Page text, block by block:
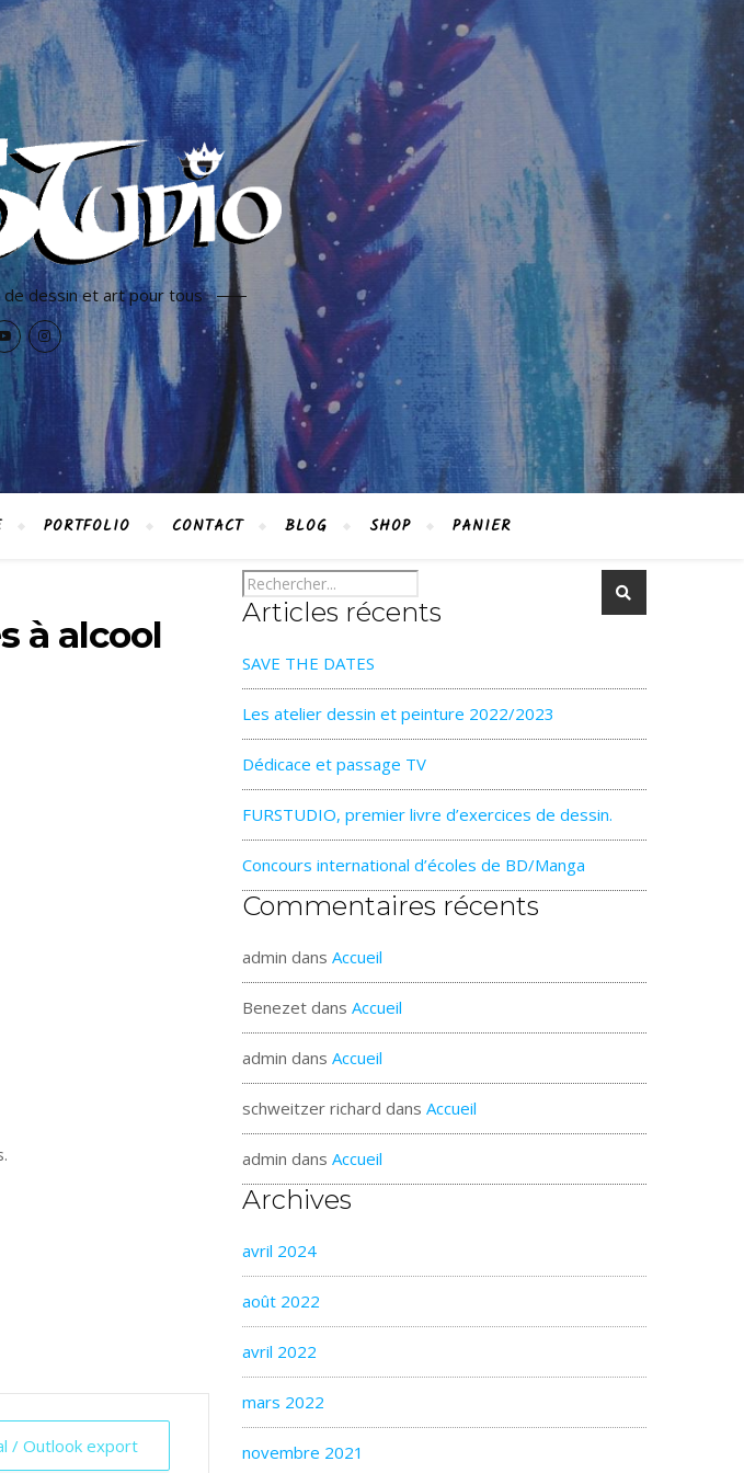
dessin et art pour tous
PORTFOLIO CONTACT BLOG SHOP PANIER
à alcool
/ Outlook export
Articles récents
SAVE THE DATES
Les atelier dessin et peinture 2022/2023
Dédicace et passage TV
FURSTUDIO, premier livre d’exercices de dessin.
Concours international d’écoles de BD/Manga
Commentaires récents
admin dansAccueil
Benezet dansAccueil
admin dansAccueil
schweitzer richard dansAccueil
admin dansAccueil
Archives
avril 2024
août 2022
avril 2022
mars 2022
novembre 2021